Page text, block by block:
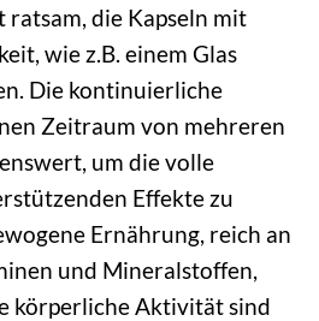
ratsam, die Kapseln mit
wie z.B. einem Glas
Die kontinuierliche
Zeitraum von mehreren
um die volle
Effekte zu
Ernährung, reich an
und Mineralstoffen,
körperliche Aktivität sind